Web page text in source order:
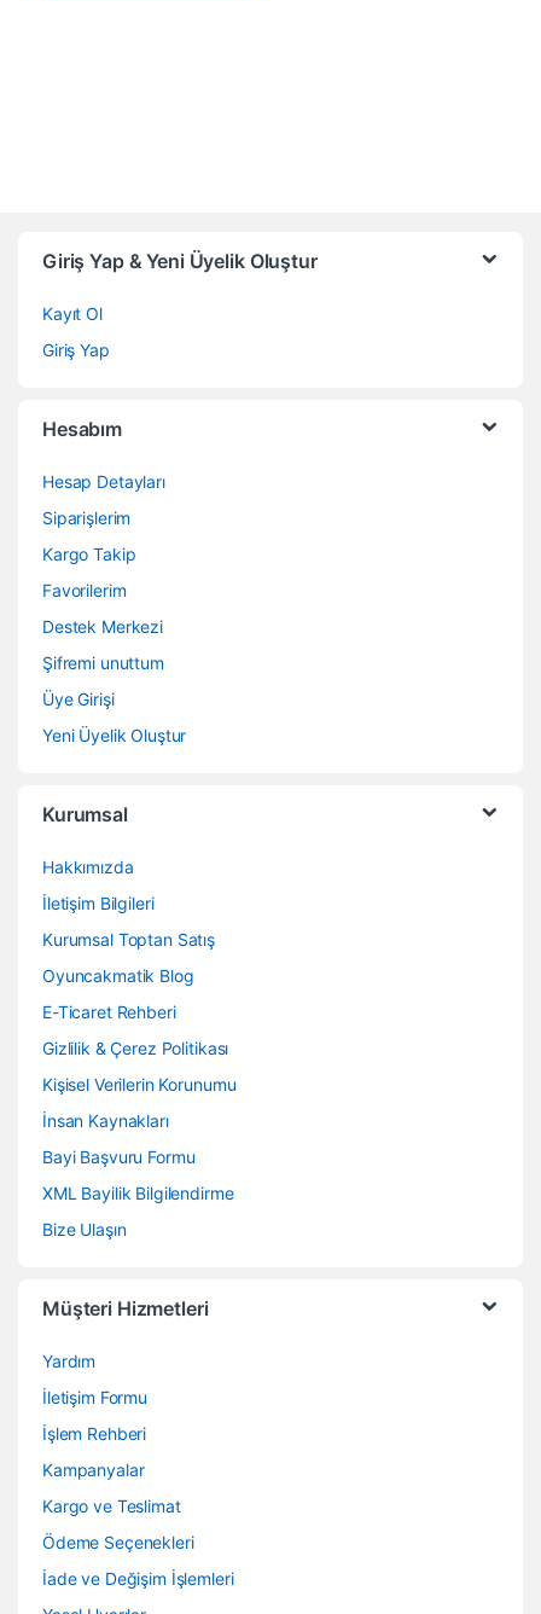
Giriş Yap & Yeni Üyelik Oluştur
Kayıt Ol
Giriş Yap
Hesabım
Hesap Detayları
Siparişlerim
Kargo Takip
Favorilerim
Destek Merkezi
Şifremi unuttum
Üye Girişi
Yeni Üyelik Oluştur
Kurumsal
Hakkımızda
İletişim Bilgileri
Kurumsal Toptan Satış
Oyuncakmatik Blog
E-Ticaret Rehberi
Gizlilik & Çerez Politikası
Kişisel Verilerin Korunumu
İnsan Kaynakları
Bayi Başvuru Formu
XML Bayilik Bilgilendirme
Bize Ulaşın
Müşteri Hizmetleri
Yardım
İletişim Formu
İşlem Rehberi
Kampanyalar
Kargo ve Teslimat
Ödeme Seçenekleri
İade ve Değişim İşlemleri